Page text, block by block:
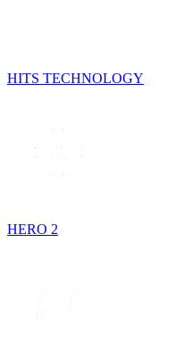
HITS TECHNOLOGY
HERO 2